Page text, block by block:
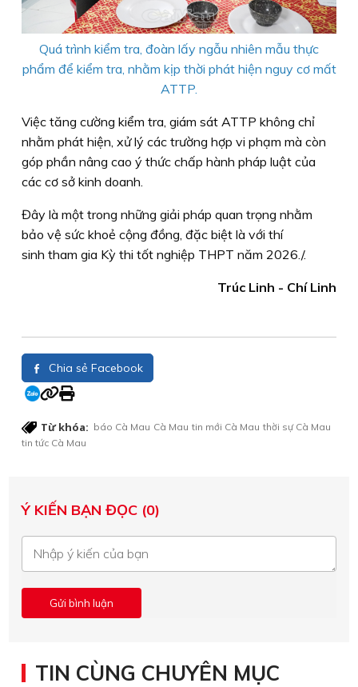
Quá trình kiểm tra, đoàn lấy ngẫu nhiên mẫu thực
phẩm để kiểm tra, nhằm kịp thời phát hiện nguy cơ mất
ATTP.
Việc tăng cường kiểm tra, giám sát ATTP không chỉ
nhằm phát hiện, xử lý các trường hợp vi phạm mà còn
góp phần nâng cao ý thức chấp hành pháp luật của
các cơ sở kinh doanh.
Đây là một trong những giải pháp quan trọng nhằm
bảo vệ sức khoẻ cộng đồng, đặc biệt là với thí
sinh tham gia Kỳ thi tốt nghiệp THPT năm 2026./.
Trúc Linh - Chí Linh
Chia sẻ Facebook
Từ khóa: báo Cà Mau Cà Mau tin mới Cà Mau thời sự Cà Mau
tin tức Cà Mau
Ý KIẾN BẠN ĐỌC (0)
TIN CÙNG CHUYÊN MỤC